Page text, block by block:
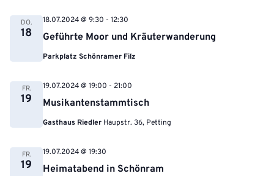
DO.
18 Geführte Moor und Kräuterwanderung
18.07.2024 @ 9:30 - 12:30
Parkplatz Schönramer Filz
FR.
19 Musikantenstammtisch
19.07.2024 @ 19:00 - 21:00
Gasthaus Riedler Haupstr. 36, Petting
FR.
19 Heimatabend in Schönram
19.07.2024 @ 19:30